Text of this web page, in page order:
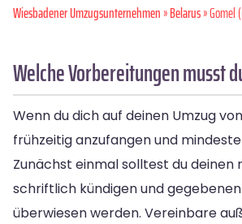
Wiesbadener Umzugsunternehmen»Belarus» Gomel
Welche Vorbereitungen musst
Wenn du dich auf deinen Umzug
frühzeitig anzufangen und
Zunächst einmal solltest du
schriftlich kündigen und
überwiesen werden. Vereinbare